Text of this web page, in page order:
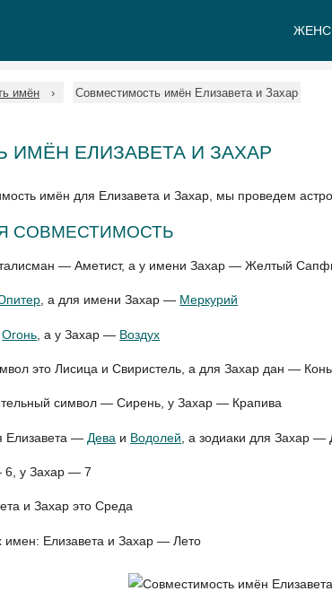
имён Совместимость имён Елизавета и Захар
ИМЁН ЕЛИЗАВЕТА И ЗАХАР
имён для Елизавета и Захар, мы проведем
СОВМЕСТИМОСТЬ
— Аметист, а у имени Захар — Желтый
, а для имени Захар — Меркурий
Огонь , а у Захар — Воздух
это Лисица и Свиристель, а для Захар дан — Конь
символ — Сирень, у Захар — Крапива
Елизавета — Дева и Водолей , а зодиаки для Захар —
6, у Захар — 7
и Захар это Среда
имен: Елизавета и Захар — Лето